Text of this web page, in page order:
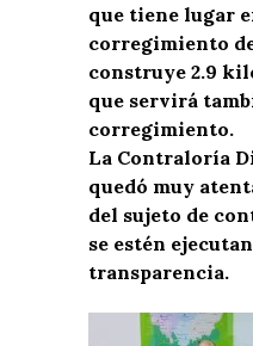
que tiene lugar
corregimiento
construye 2.9
que servirá
corregimiento.
La Contraloría
quedó muy
del sujeto de
se estén
transparencia.